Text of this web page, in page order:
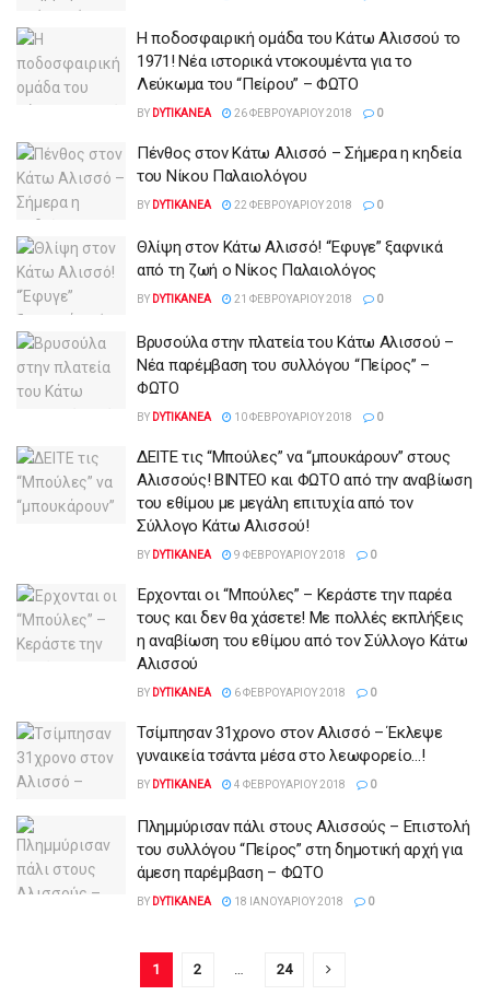
Η ποδοσφαιρική ομάδα του Κάτω Αλισσού το
1971! Νέα ιστορικά ντοκουμέντα για το
Λεύκωμα του “Πείρου” – ΦΩΤΟ
BY DYTIKANEA 26 ΦΕΒΡΟΥΑΡΊΟΥ 2018 0
Πένθος στον Κάτω Αλισσό – Σήμερα η κηδεία
του Νίκου Παλαιολόγου
BY DYTIKANEA 22 ΦΕΒΡΟΥΑΡΊΟΥ 2018 0
Θλίψη στον Κάτω Αλισσό! “Έφυγε” ξαφνικά
από τη ζωή ο Νίκος Παλαιολόγος
BY DYTIKANEA 21 ΦΕΒΡΟΥΑΡΊΟΥ 2018 0
Βρυσούλα στην πλατεία του Κάτω Αλισσού –
Νέα παρέμβαση του συλλόγου “Πείρος” –
ΦΩΤΟ
BY DYTIKANEA 10 ΦΕΒΡΟΥΑΡΊΟΥ 2018 0
ΔΕΙΤΕ τις “Μπούλες” να “μπουκάρουν” στους
Αλισσούς! ΒΙΝΤΕΟ και ΦΩΤΟ από την αναβίωση
του εθίμου με μεγάλη επιτυχία από τον
Σύλλογο Κάτω Αλισσού!
BY DYTIKANEA 9 ΦΕΒΡΟΥΑΡΊΟΥ 2018 0
Έρχονται οι “Μπούλες” – Κεράστε την παρέα
τους και δεν θα χάσετε! Με πολλές εκπλήξεις
η αναβίωση του εθίμου από τον Σύλλογο Κάτω
Αλισσού
BY DYTIKANEA 6 ΦΕΒΡΟΥΑΡΊΟΥ 2018 0
Τσίμπησαν 31χρονο στον Αλισσό – Έκλεψε
γυναικεία τσάντα μέσα στο λεωφορείο…!
BY DYTIKANEA 4 ΦΕΒΡΟΥΑΡΊΟΥ 2018 0
Πλημμύρισαν πάλι στους Αλισσούς – Επιστολή
του συλλόγου “Πείρος” στη δημοτική αρχή για
άμεση παρέμβαση – ΦΩΤΟ
BY DYTIKANEA 18 ΙΑΝΟΥΑΡΊΟΥ 2018 0
1 2 … 24